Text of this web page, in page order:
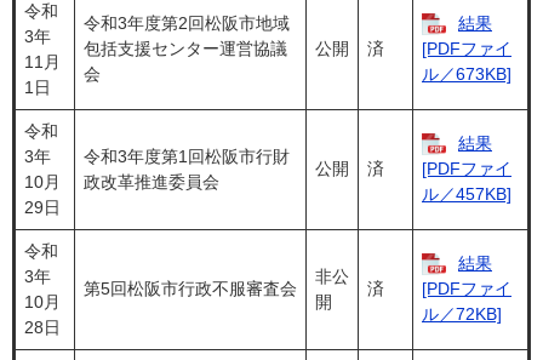
令和
3年
11月
1日
令和3年度第2回松阪市地域
包括支援センター運営協議
会
公開 済
結果
[PDFファイ
ル／673KB]
令和
3年
10月
29日
令和3年度第1回松阪市行財
政改革推進委員会
公開 済
結果
[PDFファイ
ル／457KB]
令和
3年
10月
28日
第5回松阪市行政不服審査会
非公
開
済
結果
[PDFファイ
ル／72KB]